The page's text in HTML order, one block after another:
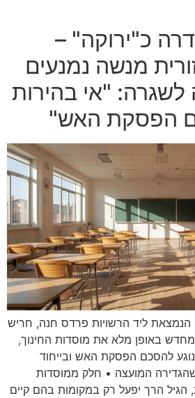
כ"ירוקה" –
מנשה נמנעים
לשגרה: "אי בהירות
הפסקת האש"
הנמצאת ליד הרשויות פרדס חנה, חריש
באופן מלא את מוסדות החינוך,
להסכם הפסקת האש ובייחוד
המועצה • חלק ממוסדות
הגיל הרך יפעל רק במקומות בהם קיים